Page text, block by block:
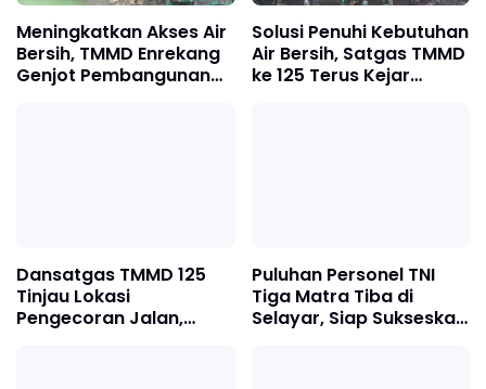
Meningkatkan Akses Air
Bersih, TMMD Enrekang
Genjot Pembangunan
Solusi Penuhi Kebutuhan
Air Bersih, Satgas TMMD
ke 125 Terus Kejar
Dansatgas TMMD 125
Tinjau Lokasi
Pengecoran Jalan,
Puluhan Personel TNI
Tiga Matra Tiba di
Selayar, Siap Sukseskan